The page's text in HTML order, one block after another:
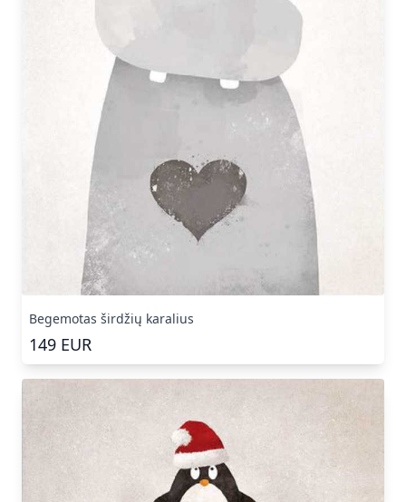
Begemotas širdžių karalius
149 EUR